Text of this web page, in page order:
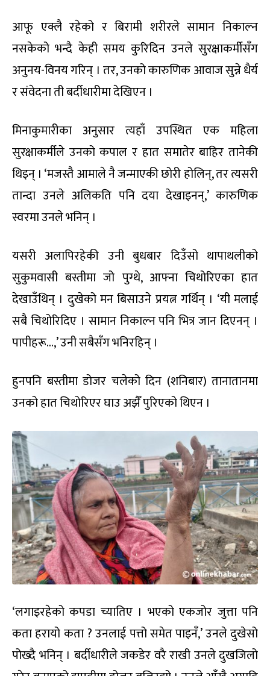
आफू एक्लै रहेको र बिरामी शरीरले सामान निकाल्न
नसकेको भन्दै केही समय कुरिदिन उनले सुरक्षाकर्मीसँग
अनुनय-विनय गरिन् । तर, उनको कारुणिक आवाज सुन्ने धैर्य
र संवेदना ती बर्दीधारीमा देखिएन ।
मिनाकुमारीका अनुसार त्यहाँ उपस्थित एक महिला
सुरक्षाकर्मीले उनको कपाल र हात समातेर बाहिर तानेकी
थिइन् । ‘मजस्तै आमाले नै जन्माएकी छोरी होलिन्, तर त्यसरी
तान्दा उनले अलिकति पनि दया देखाइनन्,’ कारुणिक
स्वरमा उनले भनिन् ।
यसरी अलापिरहेकी उनी बुधबार दिउँसो थापाथलीको
सुकुमवासी बस्तीमा जो पुग्थे, आफ्ना चिथोरिएका हात
देखाउँथिन् । दुखेको मन बिसाउने प्रयत्न गर्थिन् । ‘यी मलाई
सबै चिथोरिदिए । सामान निकाल्न पनि भित्र जान दिएनन् ।
पापीहरू…,’ उनी सबैसँग भनिरहिन् ।
हुनपनि बस्तीमा डोजर चलेको दिन (शनिबार) तानातानमा
उनको हात चिथोरिएर घाउ अझैँ पुरिएको थिएन ।
‘लगाइरहेको कपडा च्यातिए । भएको एकजोर जुत्ता पनि
कता हरायो कता ? उनलाई पत्तो समेत पाइनँ,’ उनले दुखेसो
पोख्दै भनिन् । बर्दीधारीले जकडेर वरै राखी उनले दुखजिलो